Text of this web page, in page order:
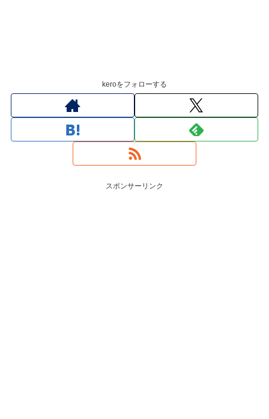
keroをフォローする
スポンサーリンク